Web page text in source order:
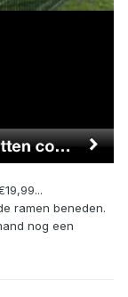
ramen beneden.
nog een